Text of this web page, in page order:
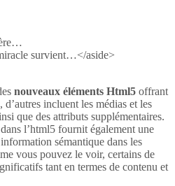
survient…</aside>
nouveaux éléments Html5 offrant
incluent les médias et les
que des attributs supplémentaires.
l’html5 fournit également une
sémantique dans les
vous pouvez le voir, certains de
tant en termes de contenu et